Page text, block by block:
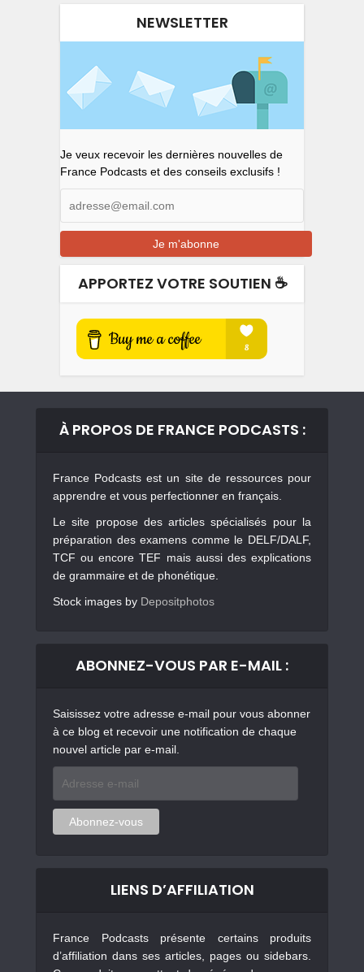
NEWSLETTER
Je veux recevoir les dernières nouvelles de
France Podcasts et des conseils exclusifs !
APPORTEZ VOTRE SOUTIEN ☕️
À PROPOS DE FRANCE PODCASTS :
France Podcasts est un site de ressources pour
apprendre et vous perfectionner en français.
Le site propose des articles spécialisés pour la
préparation des examens comme le DELF/DALF,
TCF ou encore TEF mais aussi des explications
de grammaire et de phonétique.
Stock images by Depositphotos
ABONNEZ-VOUS PAR E-MAIL :
Saisissez votre adresse e-mail pour vous abonner
à ce blog et recevoir une notification de chaque
nouvel article par e-mail.
mail
Abonnez-vous
LIENS D’AFFILIATION
France Podcasts présente certains produits
d’affiliation dans ses articles, pages ou sidebars.